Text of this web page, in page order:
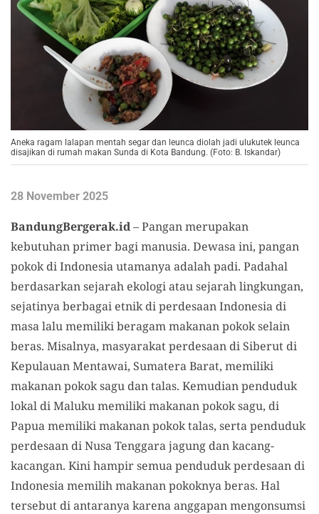
Aneka ragam lalapan mentah segar dan leunca diolah jadi ulukutek leunca
disajikan di rumah makan Sunda di Kota Bandung. (Foto: B. Iskandar)
28 November 2025
BandungBergerak.id– Pangan merupakan
kebutuhan primer bagi manusia. Dewasa ini, pangan
pokok di Indonesia utamanya adalah padi. Padahal
berdasarkan sejarah ekologi atau sejarah lingkungan,
sejatinya berbagai etnik di perdesaan Indonesia di
masa lalu memiliki beragam makanan pokok selain
beras. Misalnya, masyarakat perdesaan di Siberut di
Kepulauan Mentawai, Sumatera Barat, memiliki
makanan pokok sagu dan talas. Kemudian penduduk
lokal di Maluku memiliki makanan pokok sagu, di
Papua memiliki makanan pokok talas, serta penduduk
perdesaan di Nusa Tenggara jagung dan kacang-
kacangan. Kini hampir semua penduduk perdesaan di
Indonesia memilih makanan pokoknya beras. Hal
tersebut di antaranya karena anggapan mengonsumsi